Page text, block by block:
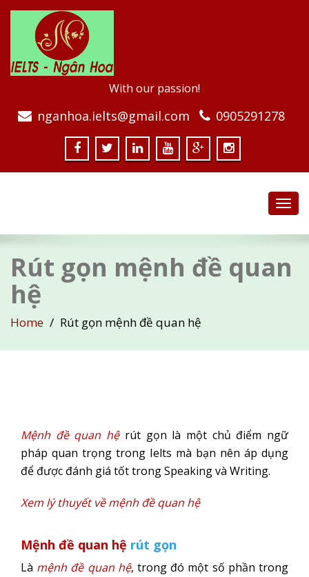
With our passion!
nganhoa.ielts@gmail.com 0905291278
Rút gọn mệnh đề quan
hệ
Home Rút gọn mệnh đề quan hệ
Mệnh đề quan hệrút gọn là một chủ điểm ngữ
pháp quan trọng trong Ielts mà bạn nên áp dụng
để được đánh giá tốt trong Speaking và Writing.
Xem lý thuyết về mệnh đề quan hệ
Mệnh đề quan hệ rút gọn
Là mệnh đề quan hệ, trong đó một số phần trong